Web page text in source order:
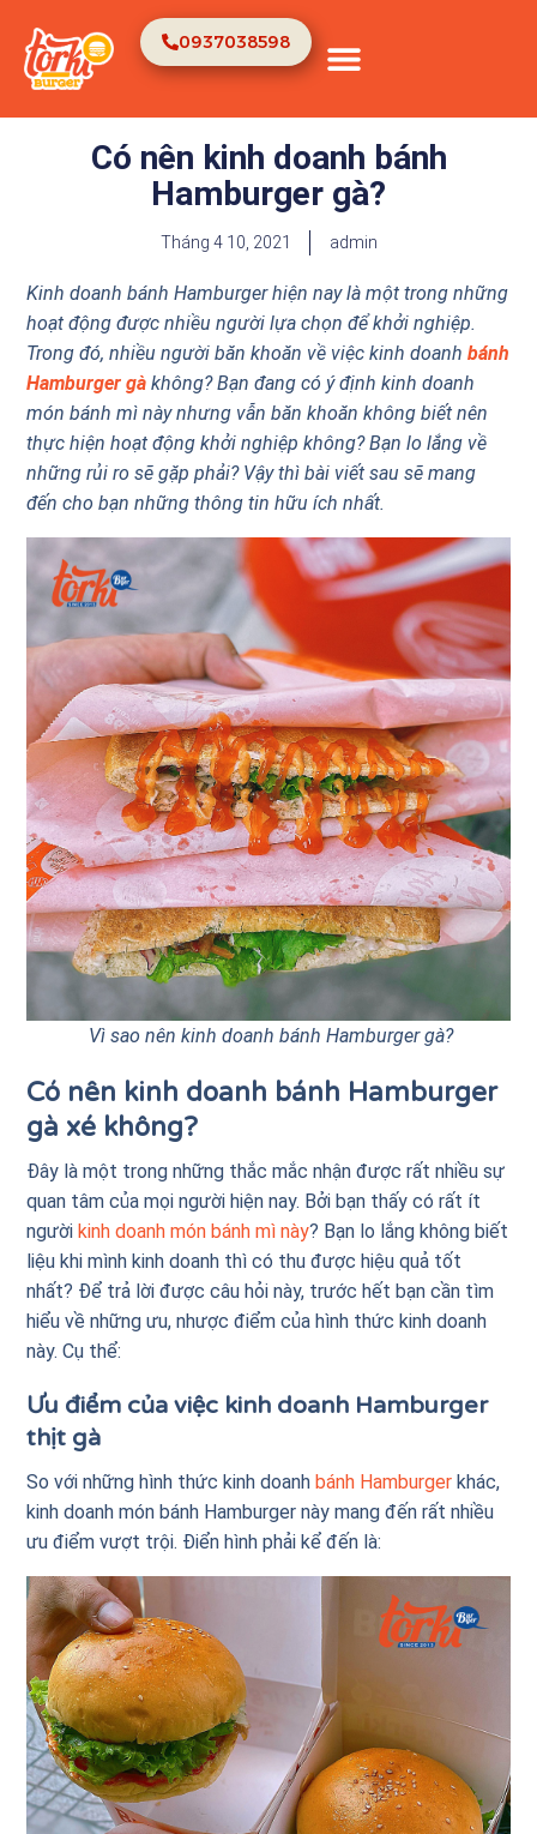
0937038598
Có nên kinh doanh bánh
Hamburger gà?
Tháng 4 10, 2021 admin
Kinh doanh bánh Hamburger hiện nay là một trong những
hoạt động được nhiều người lựa chọn để khởi nghiệp.
Trong đó, nhiều người băn khoăn về việc kinh doanhbánh
Hamburger gà không? Bạn đang có ý định kinh doanh
món bánh mì này nhưng vẫn băn khoăn không biết nên
thực hiện hoạt động khởi nghiệp không? Bạn lo lắng về
những rủi ro sẽ gặp phải? Vậy thì bài viết sau sẽ mang
đến cho bạn những thông tin hữu ích nhất.
Vì sao nên kinh doanh bánh Hamburger gà?
Có nên kinh doanh bánh Hamburger
gà xé không?
Đây là một trong những thắc mắc nhận được rất nhiều sự
quan tâm của mọi người hiện nay. Bởi bạn thấy có rất ít
ngườikinh doanh món bánh mì này? Bạn lo lắng không biết
liệu khi mình kinh doanh thì có thu được hiệu quả tốt
nhất? Để trả lời được câu hỏi này, trước hết bạn cần tìm
hiểu về những ưu, nhược điểm của hình thức kinh doanh
này. Cụ thể:
Ưu điểm của việc kinh doanh Hamburger
thịt gà
So với những hình thức kinh doanhbánh Hamburger khác,
kinh doanh món bánh Hamburger này mang đến rất nhiều
ưu điểm vượt trội. Điển hình phải kể đến là: